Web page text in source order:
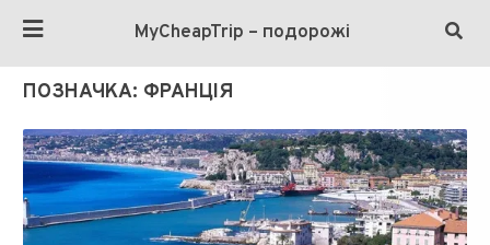
MyCheapTrip – подорожі
ПОЗНАЧКА: ФРАНЦІЯ